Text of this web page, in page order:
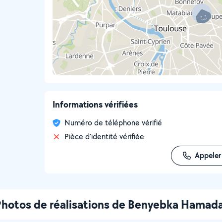
Informations vérifiées
Numéro de téléphone vérifié
Pièce d'identité vérifiée
Appeler
de réalisations de Benyebka